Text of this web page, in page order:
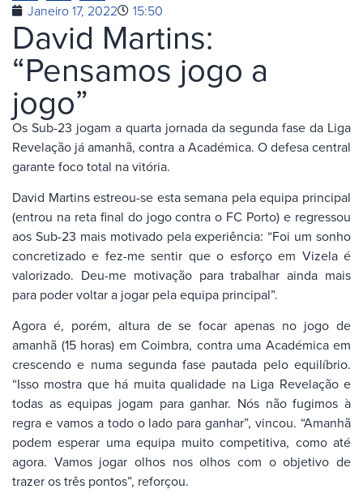
Janeiro 17, 2022 15:50
David Martins:
“Pensamos jogo a
jogo”
Os Sub-23 jogam a quarta jornada da segunda fase da Liga
Revelação já amanhã, contra a Académica. O defesa central
garante foco total na vitória.
David Martins estreou-se esta semana pela equipa principal
(entrou na reta final do jogo contra o FC Porto) e regressou
aos Sub-23 mais motivado pela experiência: “Foi um sonho
concretizado e fez-me sentir que o esforço em Vizela é
valorizado. Deu-me motivação para trabalhar ainda mais
para poder voltar a jogar pela equipa principal”.
Agora é, porém, altura de se focar apenas no jogo de
amanhã (15 horas) em Coimbra, contra uma Académica em
crescendo e numa segunda fase pautada pelo equilíbrio.
“Isso mostra que há muita qualidade na Liga Revelação e
todas as equipas jogam para ganhar. Nós não fugimos à
regra e vamos a todo o lado para ganhar”, vincou. “Amanhã
podem esperar uma equipa muito competitiva, como até
agora. Vamos jogar olhos nos olhos com o objetivo de
trazer os três pontos”, reforçou.